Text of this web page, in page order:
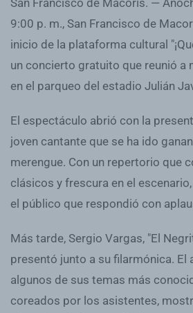
9:00 p. m., San Francisco de
inicio de la plataforma cultural
un concierto gratuito que reunió a
en el parqueo del estadio Julián
El espectáculo abrió con la
joven cantante que se ha ido
merengue. Con un repertorio que
clásicos y frescura en el
el público que respondió con
Más tarde, Sergio Vargas, "El
presentó junto a su filarmónica.
algunos de sus temas más
coreados por los asistentes,